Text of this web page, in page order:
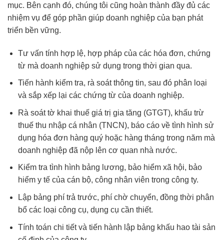
mục. Bên cạnh đó, chúng tôi cũng hoàn thành đầy đủ các
nhiệm vụ để góp phần giúp doanh nghiệp của bạn phát
triển bền vững.
Tư vấn tính hợp lệ, hợp pháp của các hóa đơn, chứng
từ mà doanh nghiệp sử dụng trong thời gian qua.
Tiến hành kiểm tra, rà soát thông tin, sau đó phân loại
và sắp xếp lại các chứng từ của doanh nghiệp.
Rà soát tờ khai thuế giá trị gia tăng (GTGT), khấu trừ
thuế thu nhập cá nhân (TNCN), báo cáo về tình hình sử
dụng hóa đơn hàng quý hoặc hàng tháng trong năm mà
doanh nghiệp đã nộp lên cơ quan nhà nước.
Kiểm tra tình hình bảng lương, bảo hiểm xã hội, bảo
hiểm y tế của cán bộ, công nhân viên trong công ty.
Lập bảng phí trả trước, phí chờ chuyển, đồng thời phân
bổ các loại công cụ, dụng cụ cần thiết.
Tính toán chi tiết và tiến hành lập bảng khấu hao tài sản